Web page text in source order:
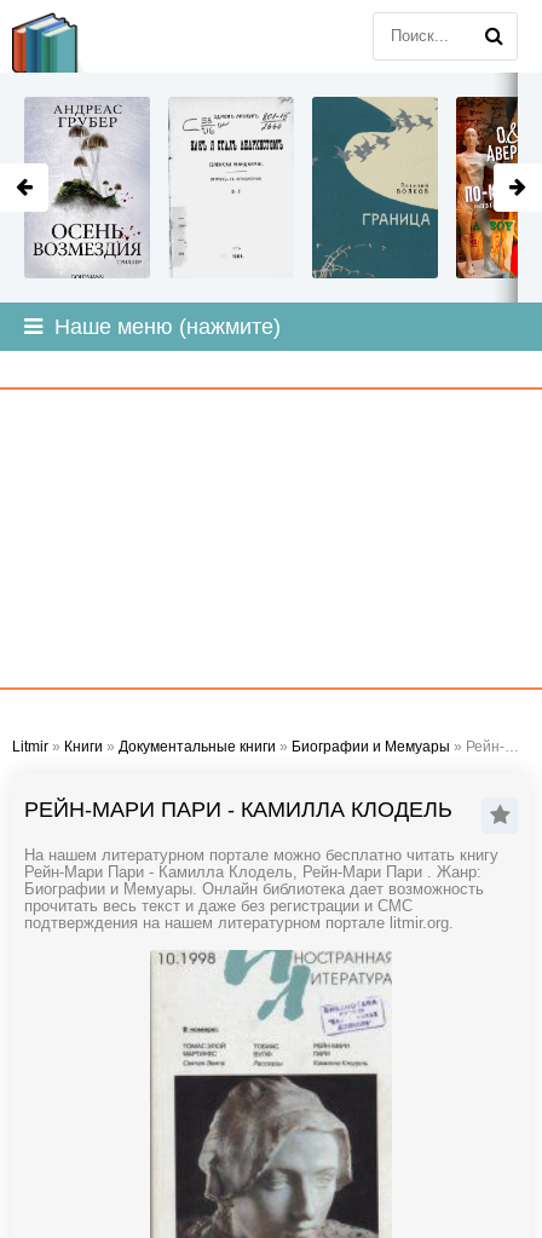
Наше меню (нажмите)
Litmir » Книги » Документальные книги » Биографии и Мемуары » Рейн-Мари Пари - Камилла Клодель
РЕЙН-МАРИ ПАРИ - КАМИЛЛА КЛОДЕЛЬ
На нашем литературном портале можно бесплатно читать книгу
Рейн-Мари Пари - Камилла Клодель, Рейн-Мари Пари . Жанр:
Биографии и Мемуары. Онлайн библиотека дает возможность
прочитать весь текст и даже без регистрации и СМС
подтверждения на нашем литературном портале litmir.org.
LITMIR.ORG